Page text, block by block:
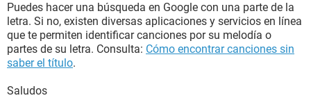
Puedes hacer una búsqueda en Google con una parte de la
letra. Si no, existen diversas aplicaciones y servicios en línea
que te permiten identificar canciones por su melodía o
partes de su letra. Consulta: Cómo encontrar canciones sin
saber el título.
Saludos